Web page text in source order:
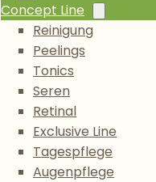
Concept Line
Reinigung
Peelings
Tonics
Seren
Retinal
Exclusive Line
Tagespflege
Augenpflege